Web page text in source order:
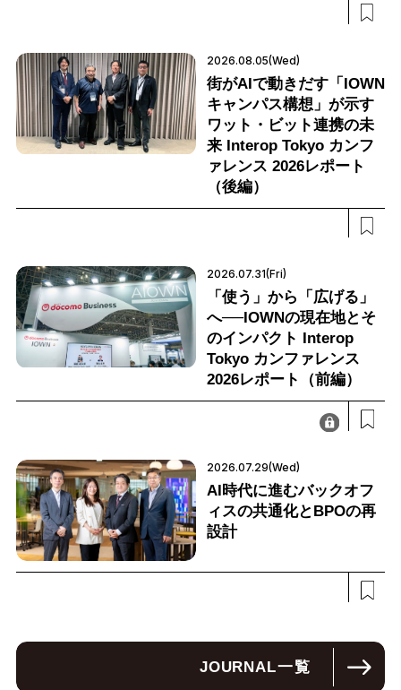
2026.08.05(Wed)
街がAIで動きだす「IOWN
キャンパス構想」が示す
ワット・ビット連携の未
来 Interop Tokyo カンフ
ァレンス 2026レポート
（後編）
2026.07.31(Fri)
「使う」から「広げる」
へ──IOWNの現在地とそ
のインパクト Interop
Tokyo カンファレンス
2026レポート（前編）
2026.07.29(Wed)
AI時代に進むバックオフ
ィスの共通化とBPOの再
設計
JOURNAL一覧